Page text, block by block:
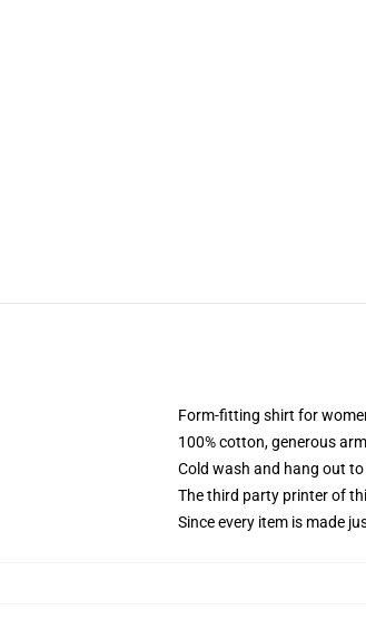
Form-fitting shirt for
100% cotton, generous
Cold wash and hang out
The third party printer of
Since every item is made